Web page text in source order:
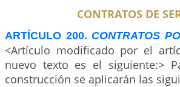
CONTRATOS DE
ARTÍCULO 200. CONTRATOS
<Artículo modificado por el
nuevo texto es el siguiente:>
construcción se aplicarán las